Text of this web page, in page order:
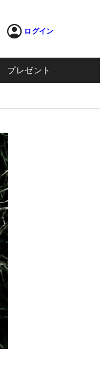
ログイン
プレゼント